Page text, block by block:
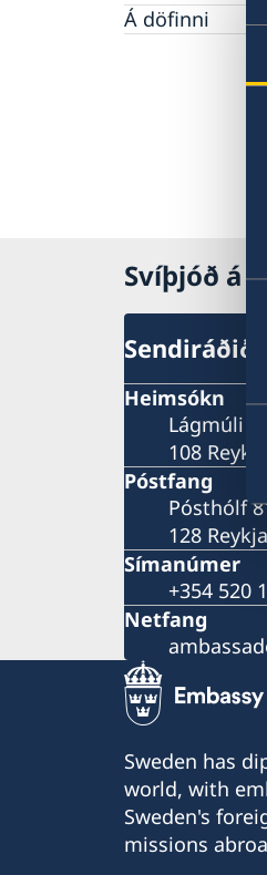
Starfsmenn
Á döfinni
Svíþjóð á
Sendiráðið
Heimsókn
Lágmúli 7
108
Póstfang
Pósthólf
128
Símanúmer
+354 520
Netfang
Sweden has
world, with
Sweden's
missions